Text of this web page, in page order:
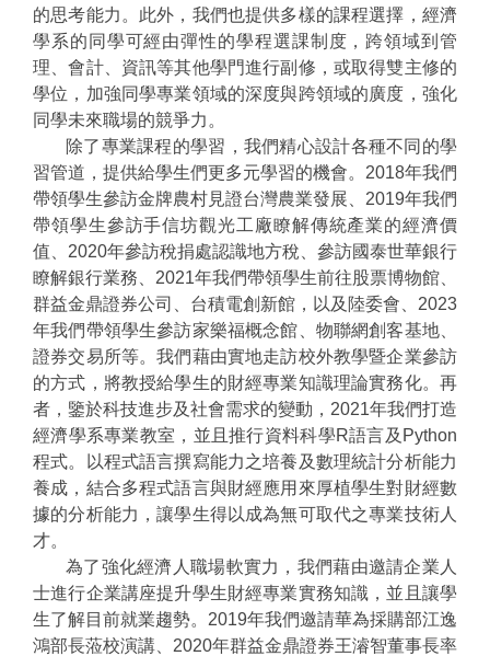
的思考能力。此外，我們也提供多樣的課程選擇，經濟
學系的同學可經由彈性的學程選課制度，跨領域到管
理、會計、資訊等其他學門進行副修，或取得雙主修的
學位，加強同學專業領域的深度與跨領域的廣度，強化
同學未來職場的競爭力。
除了專業課程的學習，我們精心設計各種不同的學
習管道，提供給學生們更多元學習的機會。2018年我們
帶領學生參訪金牌農村見證台灣農業發展、2019年我們
帶領學生參訪手信坊觀光工廠瞭解傳統產業的經濟價
值、2020年參訪稅捐處認識地方稅、參訪國泰世華銀行
瞭解銀行業務、2021年我們帶領學生前往股票博物館、
群益金鼎證券公司、台積電創新館，以及陸委會、2023
年我們帶領學生參訪家樂福概念館、物聯網創客基地、
證券交易所等。我們藉由實地走訪校外教學暨企業參訪
的方式，將教授給學生的財經專業知識理論實務化。再
者，鑒於科技進步及社會需求的變動，2021年我們打造
經濟學系專業教室，並且推行資料科學R語言及Python
程式。以程式語言撰寫能力之培養及數理統計分析能力
養成，結合多程式語言與財經應用來厚植學生對財經數
據的分析能力，讓學生得以成為無可取代之專業技術人
才。
為了強化經濟人職場軟實力，我們藉由邀請企業人
士進行企業講座提升學生財經專業實務知識，並且讓學
生了解目前就業趨勢。2019年我們邀請華為採購部江逸
鴻部長蒞校演講、2020年群益金鼎證券王濬智董事長率